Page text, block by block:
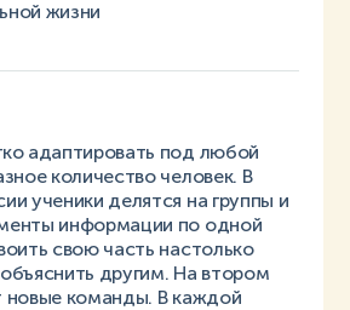
жизни
адаптировать под любой
количество человек. В
ученики делятся на группы и
информации по одной
свою часть настолько
другим. На втором
новые команды. В каждой